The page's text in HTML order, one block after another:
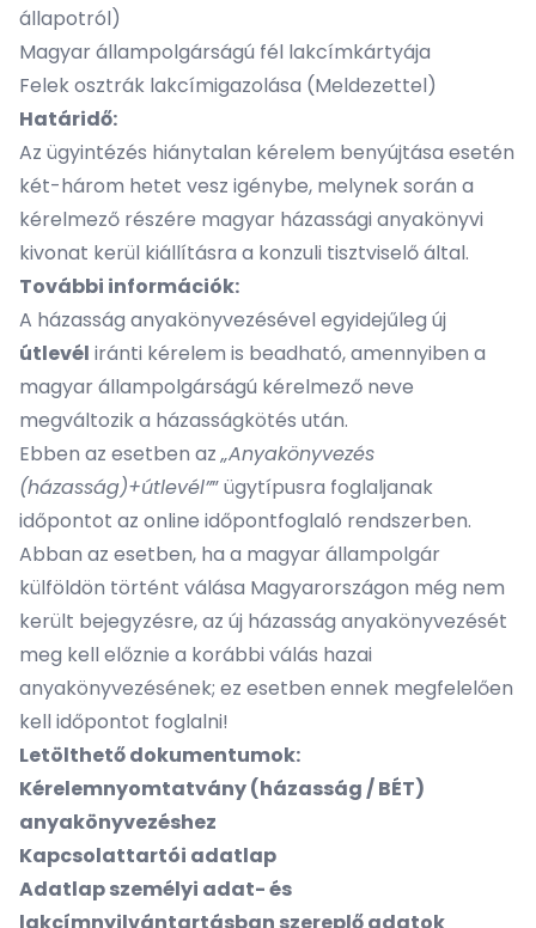
állapotról)
Magyar állampolgárságú fél lakcímkártyája
Felek osztrák lakcímigazolása (Meldezettel)
Határidő:
Az ügyintézés hiánytalan kérelem benyújtása esetén
két-három hetet vesz igénybe, melynek során a
kérelmező részére magyar házassági anyakönyvi
kivonat kerül kiállításra a konzuli tisztviselő által.
További információk:
A házasság anyakönyvezésével egyidejűleg új
útlevél iránti kérelem is beadható, amennyiben a
magyar állampolgárságú kérelmező neve
megváltozik a házasságkötés után.
Ebben az esetben az„Anyakönyvezés
(házasság)+útlevél”” ügytípusra foglaljanak
időpontot az online időpontfoglaló rendszerben.
Abban az esetben, ha a magyar állampolgár
külföldön történt válása Magyarországon még nem
került bejegyzésre, az új házasság anyakönyvezését
meg kell előznie a korábbi válás hazai
anyakönyvezésének; ez esetben ennek megfelelően
kell időpontot foglalni!
Letölthető dokumentumok:
Kérelemnyomtatvány (házasság/BÉT)
anyakönyvezéshez
Kapcsolattartói adatlap
Adatlap személyi adat- és